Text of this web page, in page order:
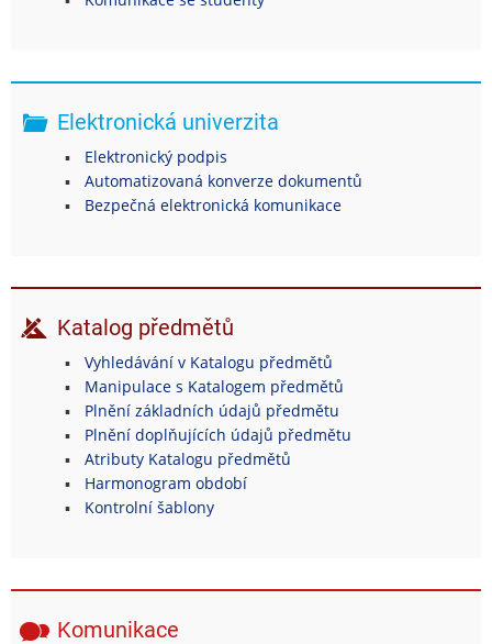
Elektronická univerzita
Elektronický podpis
Automatizovaná konverze dokumentů
Bezpečná elektronická komunikace
Katalog předmětů
Vyhledávání v Katalogu předmětů
Manipulace s Katalogem předmětů
Plnění základních údajů předmětu
Plnění doplňujících údajů předmětu
Atributy Katalogu předmětů
Harmonogram období
Kontrolní šablony
Komunikace